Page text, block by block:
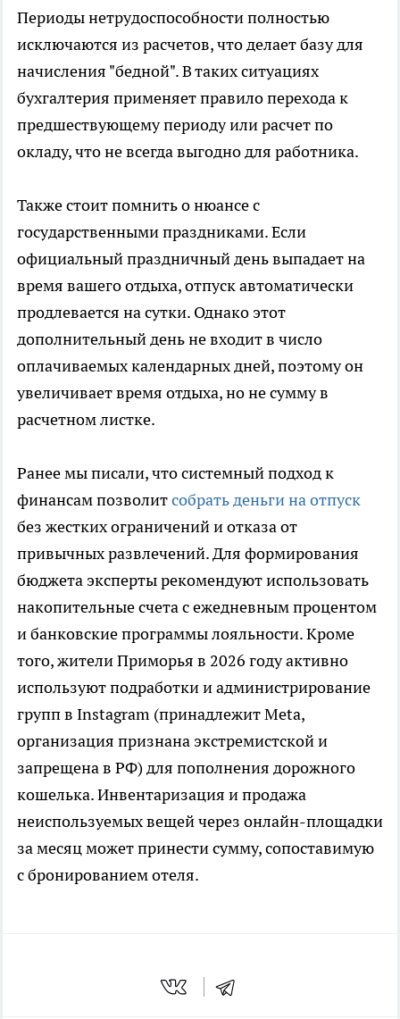
Периоды нетрудоспособности полностью
исключаются из расчетов, что делает базу для
начисления "бедной". В таких ситуациях
бухгалтерия применяет правило перехода к
предшествующему периоду или расчет по
окладу, что не всегда выгодно для работника.
Также стоит помнить о нюансе с
государственными праздниками. Если
официальный праздничный день выпадает на
время вашего отдыха, отпуск автоматически
продлевается на сутки. Однако этот
дополнительный день не входит в число
оплачиваемых календарных дней, поэтому он
увеличивает время отдыха, но не сумму в
расчетном листке.
Ранее мы писали, что системный подход к
финансам позволитсобрать деньги на отпуск
без жестких ограничений и отказа от
привычных развлечений. Для формирования
бюджета эксперты рекомендуют использовать
накопительные счета с ежедневным процентом
и банковские программы лояльности. Кроме
того, жители Приморья в 2026 году активно
используют подработки и администрирование
групп в Instagram (принадлежит Meta,
организация признана экстремистской и
запрещена в РФ) для пополнения дорожного
кошелька. Инвентаризация и продажа
неиспользуемых вещей через онлайн-площадки
за месяц может принести сумму, сопоставимую
с бронированием отеля.